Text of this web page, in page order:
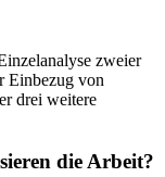
zweier
Einbezug von
drei weitere
die Arbeit?